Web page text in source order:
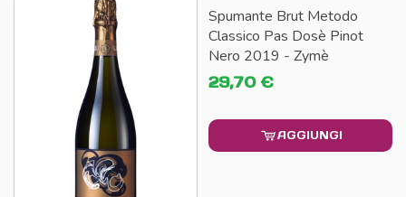
Spumante Brut Metodo
Classico Pas Dosè Pinot
Nero 2019 - Zymè
29,70 €
AGGIUNGI